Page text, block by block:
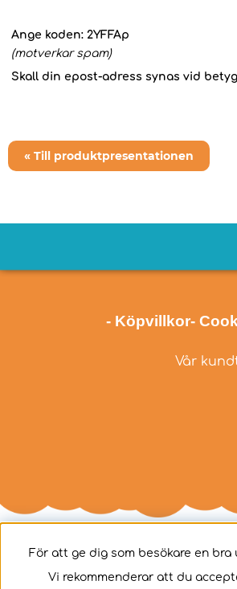
Ange koden: 2YFFAp
(motverkar spam)
Skall din epost-adress synas vid
« Till produktpresentationen
- Köpvillkor-
Vår
För att ge dig som besökare en
Vi rekommenderar att du